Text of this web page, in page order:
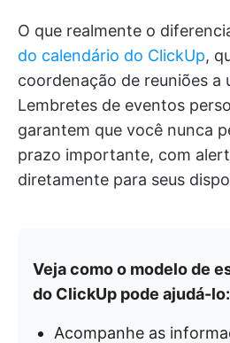
O que realmente o
do calendário do ClickUp,
coordenação de reuniões a
Lembretes de eventos
garantem que você nunca
prazo importante, com
diretamente para seus
Veja como o modelo de
do ClickUp pode ajudá-lo:
Acompanhe as